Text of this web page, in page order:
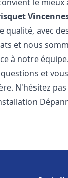
avec
et nous
à notre
et
N'hésitez